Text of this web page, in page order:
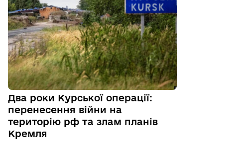
Два роки Курської операції:
перенесення війни на
територію рф та злам планів
Кремля